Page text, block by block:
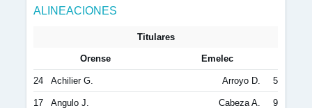
ALINEACIONES
Titulares
Orense Emelec
24 Achilier G. Arroyo D. 5
17 Angulo J. Cabeza A. 9